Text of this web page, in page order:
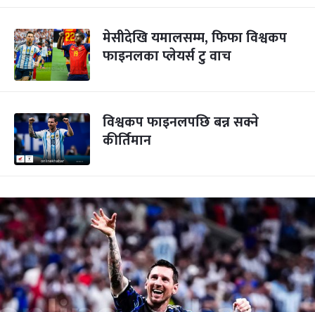
मेसीदेखि यमालसम्म, फिफा विश्वकप
फाइनलका प्लेयर्स टु वाच
विश्वकप फाइनलपछि बन्न सक्ने
कीर्तिमान